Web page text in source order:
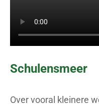
Schulensmeer
Over vooral kleinere